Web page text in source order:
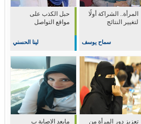
حبل الكذب على
مواقع التواصل
لينا الحسني
المرأة.. الشراكة أولًا
لتغيير النتائج
سماح يوسف
مابعد الاصابة ب
تعزيز دور المرأة من